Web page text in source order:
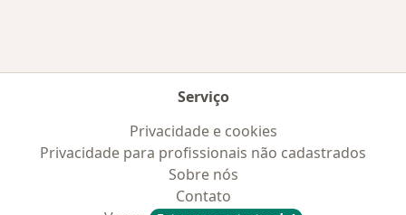
Serviço
Privacidade e cookies
Privacidade para profissionais não cadastrados
Sobre nós
Contato